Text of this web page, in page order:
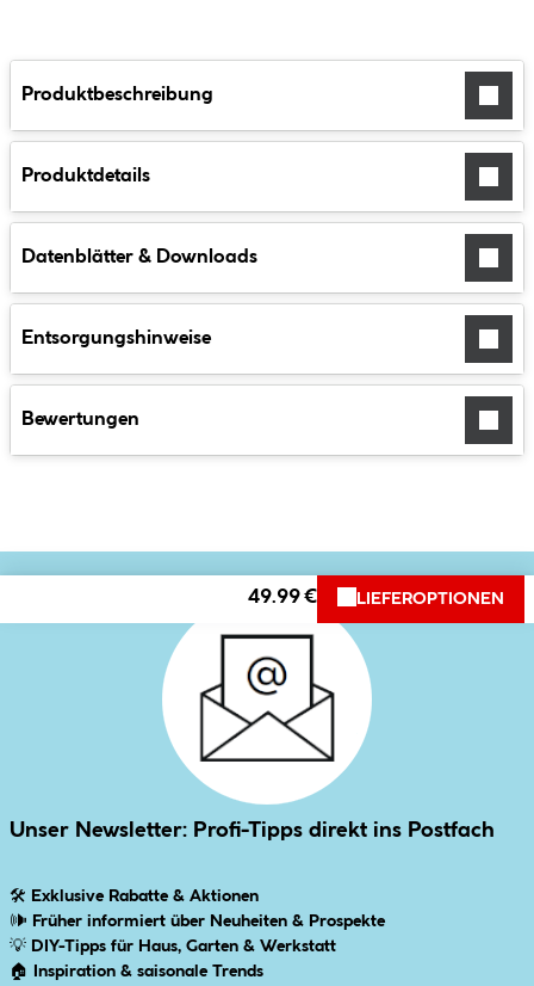
Produktbeschreibung
Produktdetails
Datenblätter & Downloads
Entsorgungshinweise
Bewertungen
49.99 € LIEFEROPTIONEN
Unser Newsletter: Profi-Tipps direkt ins Postfach
🛠 Exklusive Rabatte & Aktionen
🕪 Früher informiert über Neuheiten & Prospekte
💡 DIY-Tipps für Haus, Garten & Werkstatt
🏠
Inspiration & saisonale Trends